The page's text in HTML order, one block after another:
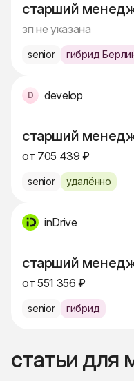
старший
зп не указана
senior гибрид
develop
старший
от 705 439 ₽
senior удалённо
inDrive
старший
от 551 356 ₽
senior гибрид
статьи для